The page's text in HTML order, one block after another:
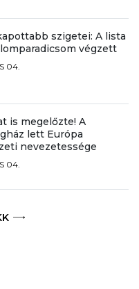
szigetei: A lista
végzett
04.
is megelőzte! A
lett Európa
nevezetessége
04.